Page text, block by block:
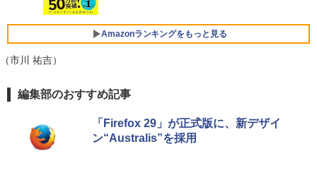
FMV ノートパソコン WE1-K3 (MS 365 P
ersonal/Copilotキー搭載/Win 11/15.6型/
￥119,800
Amazonランキングをもっと見る
Amazon Kindle Paperwhite (16GB) 7イ
週間持続バッテリー、広告なし、ブラッ
ク
（市川 祐吉）
編集部のおすすめ記事
「Firefox 29」が正式版に、新デザイ
ン“Australis”を採用